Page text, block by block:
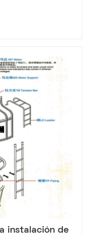
las difere...
instalación de